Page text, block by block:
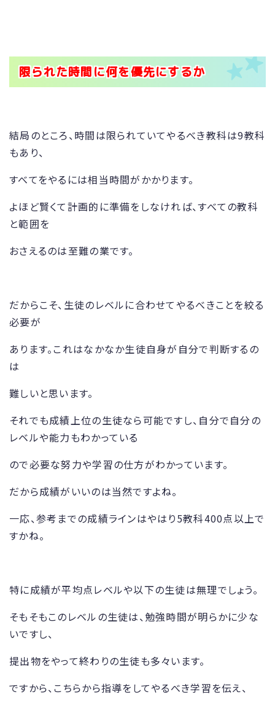
限られた時間に何を優先にするか
結局のところ、時間は限られていてやるべき教科は9教科
もあり、
すべてをやるには相当時間がかかります。
よほど賢くて計画的に準備をしなければ、すべての教科
と範囲を
おさえるのは至難の業です。
だからこそ、生徒のレベルに合わせてやるべきことを絞る
必要が
あります。これはなかなか生徒自身が自分で判断するの
は
難しいと思います。
それでも成績上位の生徒なら可能ですし、自分で自分の
レベルや能力もわかっている
ので必要な努力や学習の仕方がわかっています。
だから成績がいいのは当然ですよね。
一応、参考までの成績ラインはやはり5教科400点以上で
すかね。
特に成績が平均点レベルや以下の生徒は無理でしょう。
そもそもこのレベルの生徒は、勉強時間が明らかに少な
いですし、
提出物をやって終わりの生徒も多々います。
ですから、こちらから指導をしてやるべき学習を伝え、